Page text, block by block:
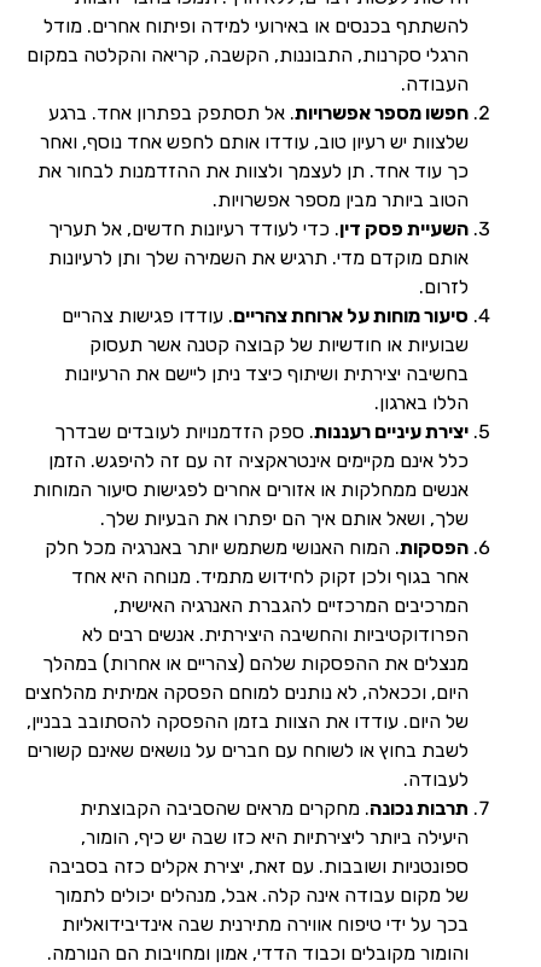
להשתתף בכנסים או באירועי למידה ופיתוח אחרים. מודל
הרגלי סקרנות, התבוננות, הקשבה, קריאה והקלטה במקום
העבודה.
חפשו מספר אפשרויות. אל תסתפק בפתרון אחד. ברגע
שלצוות יש רעיון טוב, עודדו אותם לחפש אחד נוסף, ואחר
כך עוד אחד. תן לעצמך ולצוות את ההזדמנות לבחור את
הטוב ביותר מבין מספר אפשרויות.
השעיית פסק דין. כדי לעודד רעיונות חדשים, אל תעריך
אותם מוקדם מדי. תרגיש את השמירה שלך ותן לרעיונות
לזרום.
סיעור מוחות על ארוחת צהריים. עודדו פגישות צהריים
שבועיות או חודשיות של קבוצה קטנה אשר תעסוק
בחשיבה יצירתית ושיתוף כיצד ניתן ליישם את הרעיונות
הללו בארגון.
יצירת עיניים רעננות. ספק הזדמנויות לעובדים שבדרך
כלל אינם מקיימים אינטראקציה זה עם זה להיפגש. הזמן
אנשים ממחלקות או אזורים אחרים לפגישות סיעור המוחות
שלך, ושאל אותם איך הם יפתרו את הבעיות שלך.
הפסקות. המוח האנושי משתמש יותר באנרגיה מכל חלק
אחר בגוף ולכן זקוק לחידוש מתמיד. מנוחה היא אחד
המרכיבים המרכזיים להגברת האנרגיה האישית,
הפרודוקטיביות והחשיבה היצירתית. אנשים רבים לא
מנצלים את ההפסקות שלהם (צהריים או אחרות) במהלך
היום, וככאלה, לא נותנים למוחם הפסקה אמיתית מהלחצים
של היום. עודדו את הצוות בזמן ההפסקה להסתובב בבניין,
לשבת בחוץ או לשוחח עם חברים על נושאים שאינם קשורים
לעבודה.
תרבות נכונה. מחקרים מראים שהסביבה הקבוצתית
היעילה ביותר ליצירתיות היא כזו שבה יש כיף, הומור,
ספונטניות ושובבות. עם זאת, יצירת אקלים כזה בסביבה
של מקום עבודה אינה קלה. אבל, מנהלים יכולים לתמוך
בכך על ידי טיפוח אווירה מתירנית שבה אינדיבידואליות
והומור מקובלים וכבוד הדדי, אמון ומחויבות הם הנורמה.